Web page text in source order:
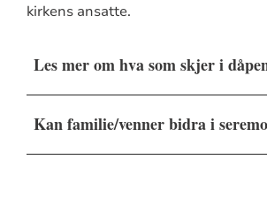
kirkens ansatte.
Les mer om hva som skjer i
Kan familie/venner bidra i